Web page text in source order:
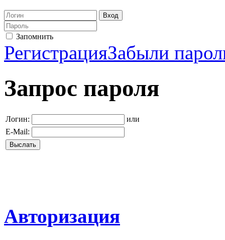
Запомнить
РегистрацияЗабыли
Запрос пароля
Логин:
или
E-Mail:
Авторизация